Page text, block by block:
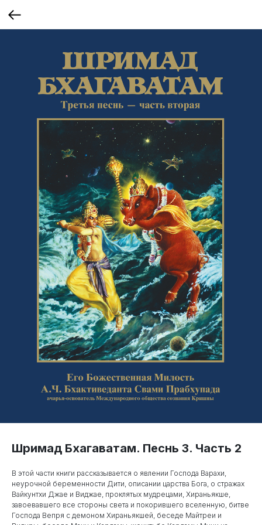
Шримад Бхагаватам. Песнь 3. Часть 2
В этой части книги рассказывается о явлении Господа Варахи,
неурочной беременности Дити, описании царства Бога, о стражах
Вайкунтхи Джае и Виджае, проклятых мудрецами, Хираньякше,
завоевавшего все стороны света и покорившего вселенную, битве
Господа Вепря с демоном Хираньякшей, беседе Майтреи и